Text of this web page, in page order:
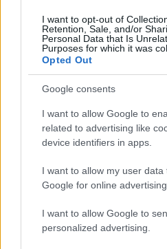
I want to opt-out of
Retention, Sale, and/or
Personal Data that Is
Purposes for which it was
Opted Out
Google consents
I want to allow Google to
related to advertising like
device identifiers in apps.
I want to allow my user data
Google for online
I want to allow Google to
personalized advertising.
Paolo Pinna
Martina Agostina
I nostri cari
I nostri cari